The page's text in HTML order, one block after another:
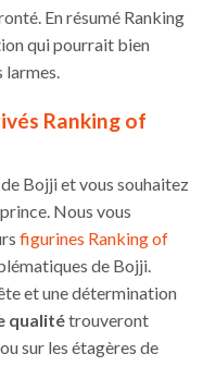
En résumé Ranking
qui pourrait bien
larmes.
Ranking of
Bojji et vous souhaitez
Nous vous
figurines Ranking of
de Bojji.
et une détermination
qualitétrouveront
sur les étagères de